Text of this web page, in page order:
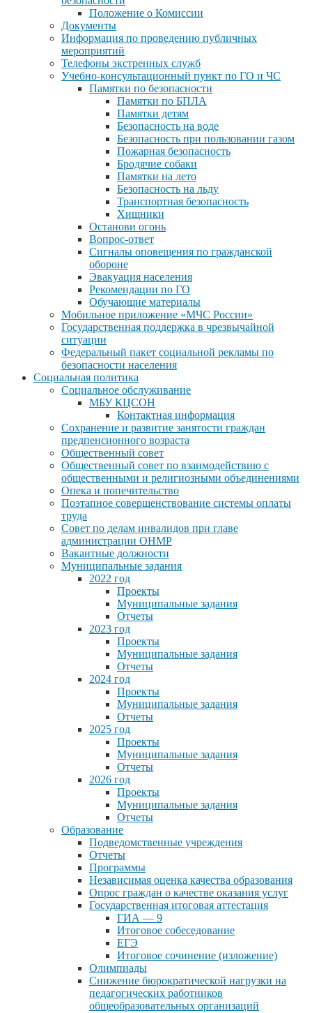
Положение о Комиссии
Документы
Информация по проведению публичных
мероприятий
Телефоны экстренных служб
Учебно-консультационный пункт по ГО и ЧС
Памятки по безопасности
Памятки по БПЛА
Памятки детям
Безопасность на воде
Безопасность при пользовании газом
Пожарная безопасность
Бродячие собаки
Памятки на лето
Безопасность на льду
Транспортная безопасность
Хищники
Останови огонь
Вопрос-ответ
Сигналы оповещения по гражданской
обороне
Эвакуация населения
Рекомендации по ГО
Обучающие материалы
Мобильное приложение «МЧС России»
Государственная поддержка в чрезвычайной
ситуации
Федеральный пакет социальной рекламы по
безопасности населения
Социальная политика
Социальное обслуживание
МБУ КЦСОН
Контактная информация
Сохранение и развитие занятости граждан
предпенсионного возраста
Общественный совет
Общественный совет по взаимодействию с
общественными и религиозными объединениями
Опека и попечительство
Поэтапное совершенствование системы оплаты
труда
Совет по делам инвалидов при главе
администрации ОНМР
Вакантные должности
Муниципальные задания
2022 год
Проекты
Муниципальные задания
Отчеты
2023 год
Проекты
Муниципальные задания
Отчеты
2024 год
Проекты
Муниципальные задания
Отчеты
2025 год
Проекты
Муниципальные задания
Отчеты
2026 год
Проекты
Муниципальные задания
Отчеты
Образование
Подведомственные учреждения
Отчеты
Программы
Независимая оценка качества образования
Опрос граждан о качестве оказания услуг
Государственная итоговая аттестация
ГИА — 9
Итоговое собеседование
ЕГЭ
Итоговое сочинение (изложение)
Олимпиады
Снижение бюрократической нагрузки на
педагогических работников
общеобразовательных организаций